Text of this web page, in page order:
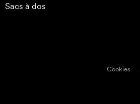
Sacs à dos
Cookies